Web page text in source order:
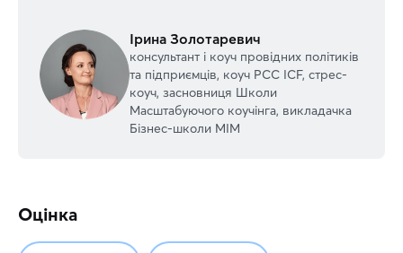
Ірина Золотаревич
консультант і коуч провідних політиків
та підприємців, коуч РСС ICF, стрес-
коуч, засновниця Школи
Масштабуючого коучінга, викладачка
Бізнес-школи МІМ
Оцінка